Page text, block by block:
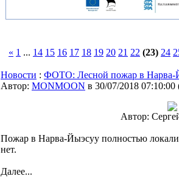
« 1 ... 14 15 16 17 18 19 20 21 22 (23) 24
Новости : ФОТО: Лесной пожар в Нарва-
Автор: MONMOON в 30/07/2018 07:10:00
Автор:
Пожар в Нарва-Йыэсуу полностью
нет.
Далее...